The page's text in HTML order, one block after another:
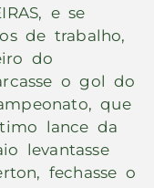
e se
de trabalho,
do
o gol do
que
lance da
levantasse
fechasse o